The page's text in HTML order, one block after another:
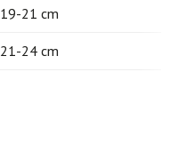
19-21 cm
21-24 cm